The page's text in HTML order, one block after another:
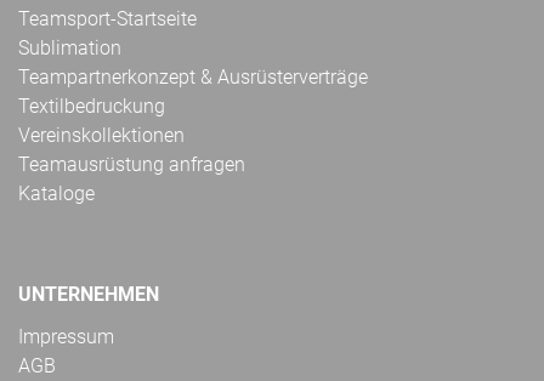
Teamsport-Startseite
Sublimation
Teampartnerkonzept & Ausrüsterverträge
Textilbedruckung
Vereinskollektionen
Teamausrüstung anfragen
Kataloge
UNTERNEHMEN
Impressum
AGB